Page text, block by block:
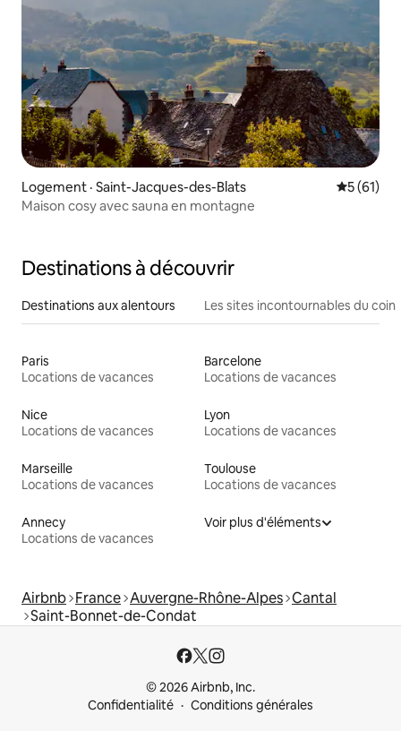
Logement · Saint-Jacques-des-Blats Note
5 (61)
Maison cosy avec sauna en montagne
Destinations à découvrir
Destinations aux alentours Les sites incontournables du coin
Paris
Locations de vacances
Barcelone
Locations de vacances
Nice
Locations de vacances
Lyon
Locations de vacances
Marseille
Locations de vacances
Toulouse
Locations de vacances
Annecy
Locations de vacances
Voir plus d'éléments
Airbnb France Auvergne-Rhône-Alpes Cantal
Saint-Bonnet-de-Condat
© 2026 Airbnb, Inc.
Confidentialité
Conditions générales